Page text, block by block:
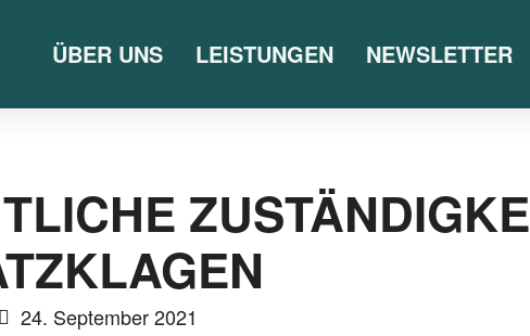
ÜBER UNS LEISTUNGEN NEWSLETTER
24. September 2021